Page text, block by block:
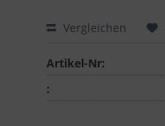
Vergleichen
Artikel-Nr:
: